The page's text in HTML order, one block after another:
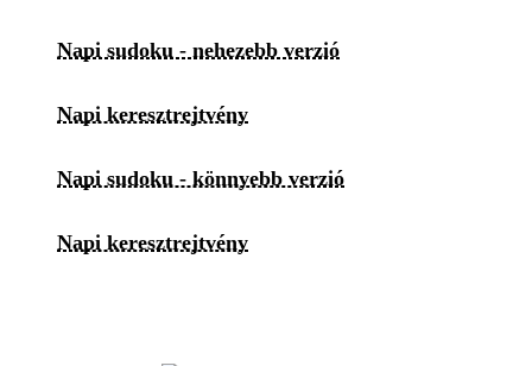
Napi sudoku - nehezebb verzió
Napi keresztrejtvény
Napi sudoku - könnyebb verzió
Napi keresztrejtvény